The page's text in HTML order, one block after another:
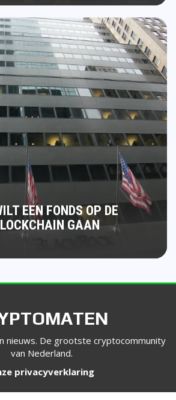
EEN FONDS OP DE
GAAN
nieuws. De grootste cryptocommunity
van Nederland.
privacyverklaring